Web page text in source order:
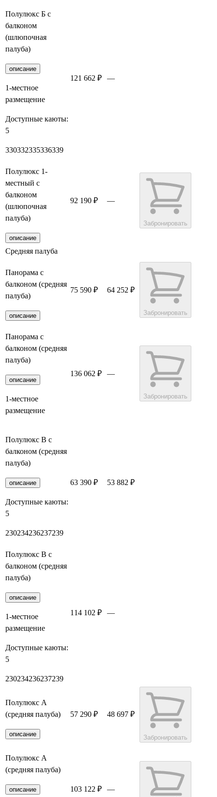
Полулюкс Б с
балконом
(шлюпочная
палуба)
описание
1-местное
размещение
Доступные каюты:
5
330332335336339
121 662 ₽ —
Полулюкс 1-
местный с
балконом
(шлюпочная
палуба)
описание
92 190 ₽ —
Забронировать
Средняя палуба
Панорама с
балконом (средняя
палуба)
описание
75 590 ₽ 64 252 ₽
Забронировать
Панорама с
балконом (средняя
палуба)
описание
1-местное
размещение
136 062 ₽ —
Забронировать
Полулюкс В с
балконом (средняя
палуба)
описание
Доступные каюты:
5
230234236237239
63 390 ₽ 53 882 ₽
Полулюкс В с
балконом (средняя
палуба)
описание
1-местное
размещение
Доступные каюты:
5
230234236237239
114 102 ₽ —
Полулюкс А
(средняя палуба)
описание
57 290 ₽ 48 697 ₽
Забронировать
Полулюкс А
(средняя палуба)
описание 103 122 ₽ —